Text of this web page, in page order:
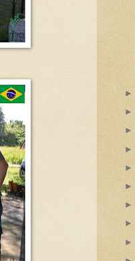
►
►
►
►
►
►
►
►
►